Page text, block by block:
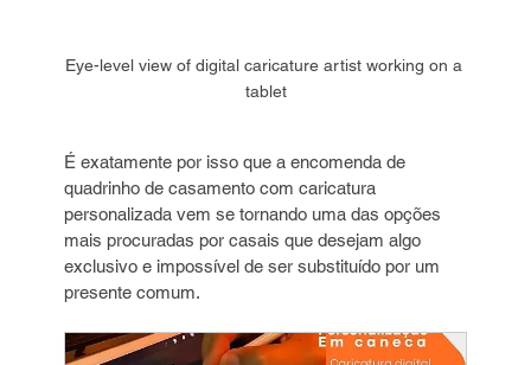
Eye-level view of digital caricature artist working on a
tablet
É exatamente por isso que a encomenda de
quadrinho de casamento com caricatura
personalizada vem se tornando uma das opções
mais procuradas por casais que desejam algo
exclusivo e impossível de ser substituído por um
presente comum.